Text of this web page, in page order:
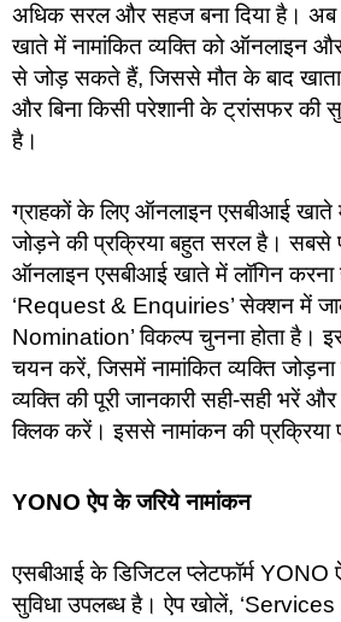
अधिक सरल और सहज बना दिया है।
खाते में नामांकित व्यक्ति को ऑनलाइन
से जोड़ सकते हैं, जिससे मौत के बाद
और बिना किसी परेशानी के ट्रांसफर की
है।
ग्राहकों के लिए ऑनलाइन एसबीआई खाते
जोड़ने की प्रक्रिया बहुत सरल है। सबसे
ऑनलाइन एसबीआई खाते में लॉगिन करना
‘Request & Enquiries’ सेक्शन में
Nomination’ विकल्प चुनना होता है।
चयन करें, जिसमें नामांकित व्यक्ति जोड़ना
व्यक्ति की पूरी जानकारी सही-सही भरें
क्लिक करें। इससे नामांकन की प्रक्रिया
YONO ऐप के जरिये नामांकन
एसबीआई के डिजिटल प्लेटफॉर्म YONO
सुविधा उपलब्ध है। ऐप खोलें,